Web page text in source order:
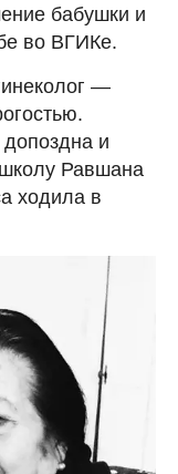
бабушки и
во ВГИКе.
—
допоздна и
Равшана
ходила в